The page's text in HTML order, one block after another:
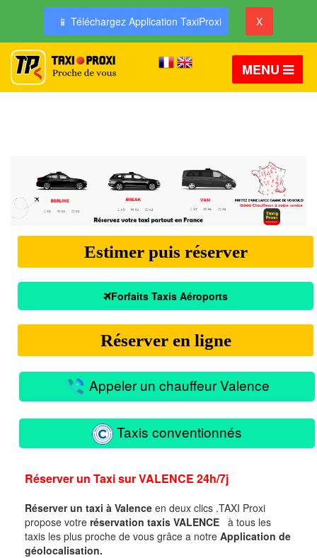
📱 Téléchargez Application TaxiProxi X
MENU
Estimer puis réserver
Forfaits Taxis Aéroports
Réserver en ligne
Appeler un chauffeur Valence
Taxis conventionnés
Réserver un Taxi surVALENCE 24h/7j
Réserver un taxi à Valence en deux clics .TAXI Proxi
propose votre réservation taxis VALENCE à tous les
taxis les plus proche de vous grâce a notre Application de
géolocalisation.